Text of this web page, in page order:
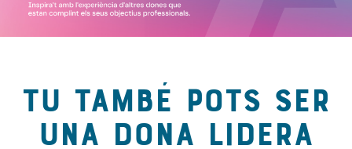
TU TAMBÉ POTS SER
UNA DONA LIDERA